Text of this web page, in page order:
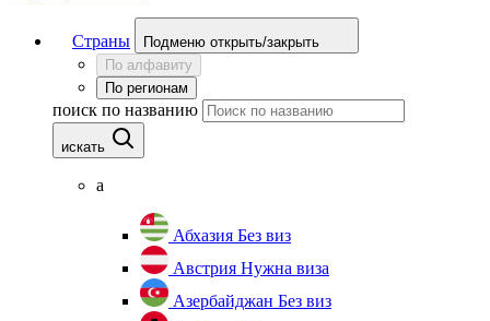
Страны
Подменю открыть/закрыть
По алфавиту
По регионам
поиск по названию
искать
а
Абхазия Без виз
Австрия Нужна виза
Азербайджан Без виз